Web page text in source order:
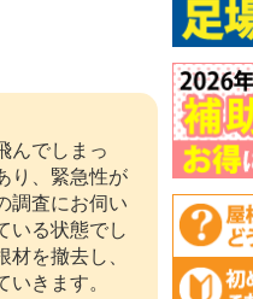
んでしまっ
り、緊急性が
調査にお伺い
いる状態でし
を撤去し、
きます。